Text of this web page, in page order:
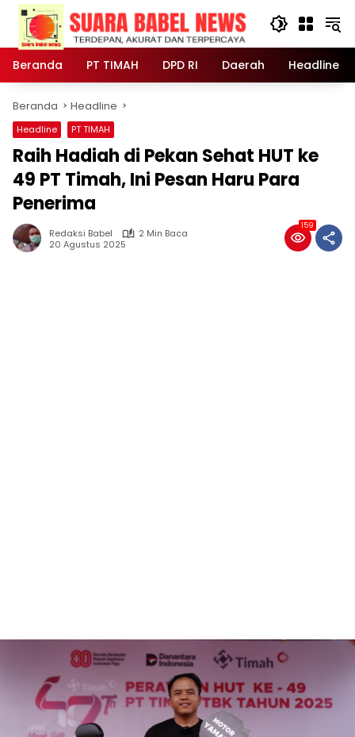
Langsung
konten
Beranda
PT TIMAH DPD RI Daerah Headline
Beranda Headline
Headline PT TIMAH
Raih Hadiah di Pekan Sehat HUT ke
49 PT Timah, Ini Pesan Haru Para
Penerima
Redaksi Babel
2 Min Baca
20 Agustus 2025
159